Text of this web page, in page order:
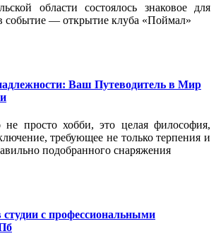
области состоялось знаковое для
событие — открытие клуба «Поймал»
Ваш Путеводитель в Мир
просто хобби, это целая философия,
требующее не только терпения и
подобранного снаряжения
студии с профессиональными